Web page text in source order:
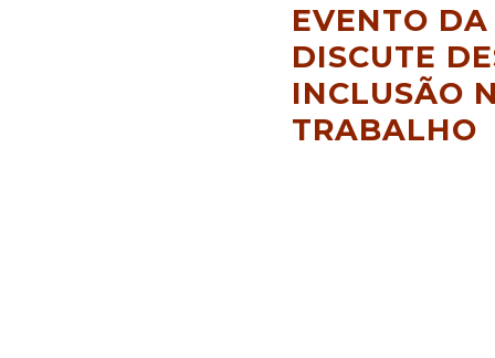
EVENTO
DISCUTE
INCLUSÃO
TRABALHO